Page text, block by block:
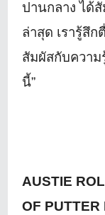
ปานกลาง ได้
ล่าสุด เรารู้สึก
สัมผัสกับความ
นี้”
AUSTIE
OF PUTTER